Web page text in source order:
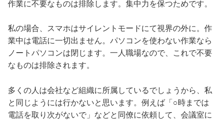
作業に不要なものは排除します。集中力を保つためです。
私の場合、スマホはサイレントモードにて視界の外に。作
業中は電話に一切出ません。パソコンを使わない作業なら
ノートパソコンは閉じます。一人職場なので、これで不要
なものは排除されます。
多くの人は会社など組織に所属しているでしょうから、私
と同じようには行かないと思います。例えば「○時までは
電話を取り次がないで」などと同僚に依頼して、会議室に